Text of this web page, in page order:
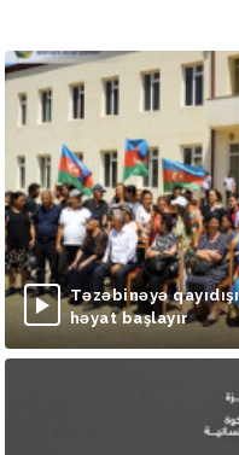
Təzəbinəyə
həyat başlayır